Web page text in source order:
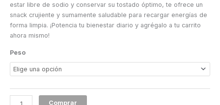
estar libre de sodio y conservar su tostado óptimo, te ofrece un
snack crujiente y sumamente saludable para recargar energías de
forma limpia. ¡Potencia tu bienestar diario y agrégalo a tu carrito
ahora mismo!
Peso
Comprar